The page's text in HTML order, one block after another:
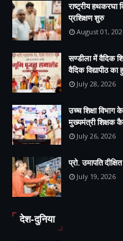
राष्ट्रीय
प्रशिक्षण शुरु
August 01,
सण्डीला में वैदिक
वैदिक विद्यापीठ
July 28, 2026
उच्च शिक्षा
मुख्यमंत्री शिक्षक
July 26, 2026
प्रो. उमापति
July 19, 2026
देश-दुनिया